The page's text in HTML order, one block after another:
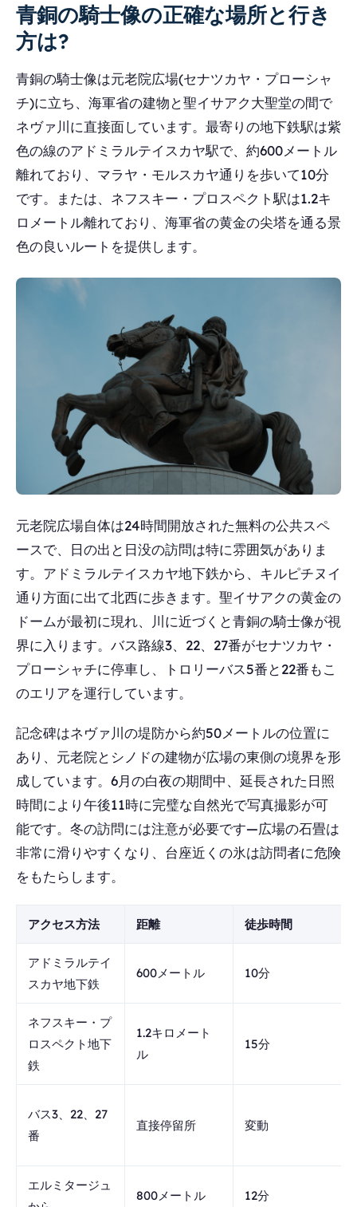
青銅の騎士像の正確な場所と行き
方は?
青銅の騎士像は元老院広場(セナツカヤ・プローシャ
チ)に立ち、海軍省の建物と聖イサアク大聖堂の間で
ネヴァ川に直接面しています。最寄りの地下鉄駅は紫
色の線のアドミラルテイスカヤ駅で、約600メートル
離れており、マラヤ・モルスカヤ通りを歩いて10分
です。または、ネフスキー・プロスペクト駅は1.2キ
ロメートル離れており、海軍省の黄金の尖塔を通る景
色の良いルートを提供します。
元老院広場自体は24時間開放された無料の公共スペ
ースで、日の出と日没の訪問は特に雰囲気がありま
す。アドミラルテイスカヤ地下鉄から、キルピチヌイ
通り方面に出て北西に歩きます。聖イサアクの黄金の
ドームが最初に現れ、川に近づくと青銅の騎士像が視
界に入ります。バス路線3、22、27番がセナツカヤ・
プローシャチに停車し、トロリーバス5番と22番もこ
のエリアを運行しています。
記念碑はネヴァ川の堤防から約50メートルの位置に
あり、元老院とシノドの建物が広場の東側の境界を形
成しています。6月の白夜の期間中、延長された日照
時間により午後11時に完璧な自然光で写真撮影が可
能です。冬の訪問には注意が必要です―広場の石畳は
非常に滑りやすくなり、台座近くの氷は訪問者に危険
をもたらします。
アクセス方法 距離 徒歩時間
アドミラルテイ
スカヤ地下鉄
600メートル 10分
ネフスキー・プ
ロスペクト地下
鉄
1.2キロメート
ル
15分
バス3、22、27
番
直接停留所 変動
エルミタージュ
800メートル 12分